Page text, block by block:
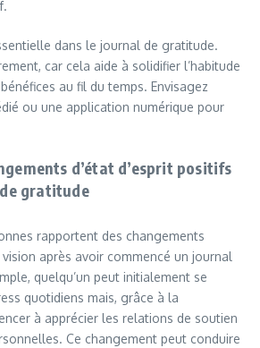
dans le journal de gratitude.
car cela aide à solidifier l’habitude
au fil du temps. Envisagez
ou une application numérique pour
d’état d’esprit positifs
gratitude
rapportent des changements
après avoir commencé un journal
quelqu’un peut initialement se
quotidiens mais, grâce à la
à apprécier les relations de soutien
Ce changement peut conduire